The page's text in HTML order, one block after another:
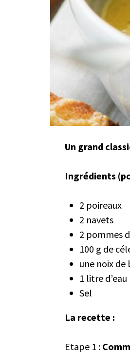
Un grand
Ingrédients
2 poireaux
2 navets
2 pommes
100 g de
une noix de
1 litre d’eau
Sel
La recette :
Etape 1 :